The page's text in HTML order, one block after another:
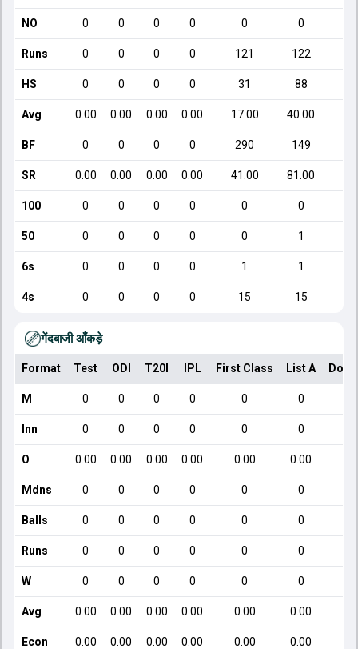
NO 0 0 0 0 0 0
Runs 0 0 0 0 121 122
HS 0 0 0 0 31 88
Avg 0.00 0.00 0.00 0.00 17.00 40.00
BF 0 0 0 0 290 149
SR 0.00 0.00 0.00 0.00 41.00 81.00
100 0 0 0 0 0 0
50 0 0 0 0 0 1
6s 0 0 0 0 1 1
4s 0 0 0 0 15 15
गेंदबाजी आँकड़े
Format Test ODI T20I IPL First Class List A
M 0 0 0 0 0 0
Inn 0 0 0 0 0 0
O 0.00 0.00 0.00 0.00 0.00 0.00
Mdns 0 0 0 0 0 0
Balls 0 0 0 0 0 0
Runs 0 0 0 0 0 0
W 0 0 0 0 0 0
Avg 0.00 0.00 0.00 0.00 0.00 0.00
Econ 0.00 0.00 0.00 0.00 0.00 0.00